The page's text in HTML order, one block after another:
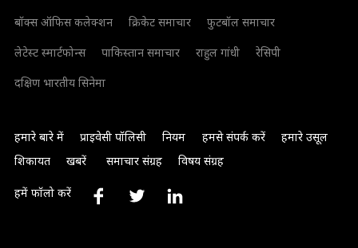
बॉक्स ऑफिस कलेक्शन
क्रिकेट समाचार
फुटबॉल समाचार
लेटेस्ट स्मार्टफोन्स
पाकिस्तान समाचार राहुल गांधी
रेसिपी
दक्षिण भारतीय सिनेमा
हमारे बारे में प्राइवेसी पॉलिसी नियम हमसे संपर्क करें
हमारे उसूल
शिकायत
खबरें समाचार संग्रह विषय संग्रह
हमें फॉलो करें